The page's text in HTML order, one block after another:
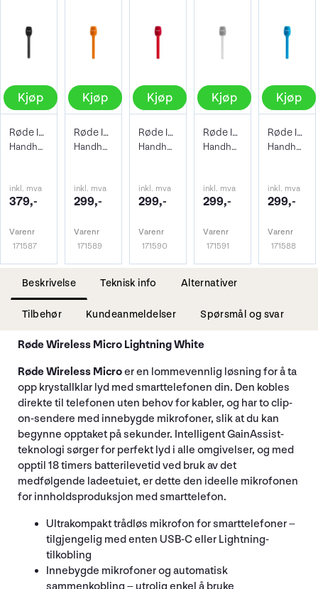
Kjøp
Røde Interview Micro Black
Handheld adapter for Wireless Micro
inkl. mva
379,-
Varenr
171587
Kjøp
Røde Interview Micro Orange
Handheld adapter for Wireless Micro
inkl. mva
299,-
Varenr
171589
Kjøp
Røde Interview Micro Red
Handheld adapter for Wireless Micro
inkl. mva
299,-
Varenr
171590
Kjøp
Røde Interview Micro White
Handheld adapter for Wireless Micro
inkl. mva
299,-
Varenr
171591
Kjøp
Røde Interview Micro Blue
Handheld adapter for Wireless Micro
inkl. mva
299,-
Varenr
171588
Beskrivelse Teknisk info Alternativer
Tilbehør Kundeanmeldelser Spørsmål og svar
Røde Wireless Micro Lightning White
Røde Wireless Microer en lommevennlig løsning for å ta
opp krystallklar lyd med smarttelefonen din. Den kobles
direkte til telefonen uten behov for kabler, og har to clip-
on-sendere med innebygde mikrofoner, slik at du kan
begynne opptaket på sekunder. Intelligent GainAssist-
teknologi sørger for perfekt lyd i alle omgivelser, og med
opptil 18 timers batterilevetid ved bruk av det
medfølgende ladeetuiet, er dette den ideelle mikrofonen
for innholdsproduksjon med smarttelefon.
Ultrakompakt trådløs mikrofon for smarttelefoner –
tilgjengelig med enten USB-C eller Lightning-
tilkobling
Innebygde mikrofoner og automatisk